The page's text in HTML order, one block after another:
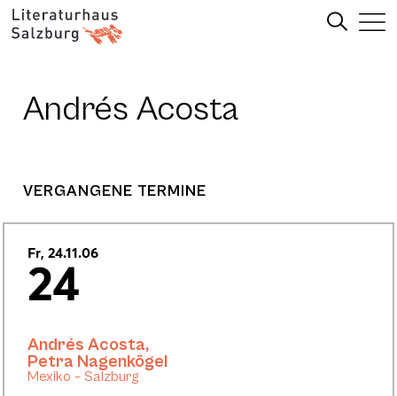
Andrés Acosta
VERGANGENE TERMINE
Fr, 24.11.06
24
Andrés Acosta,
Petra Nagenkögel
Mexiko – Salzburg